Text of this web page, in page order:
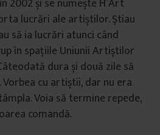
2002 și se numește H’Art
lucrări ale artiștilor. Ştiau
să ia lucrări atunci când
în spațiile Uniunii Artiștilor
dura și două zile să
cu artiștii, dar nu era
Voia să termine repede,
comandă.